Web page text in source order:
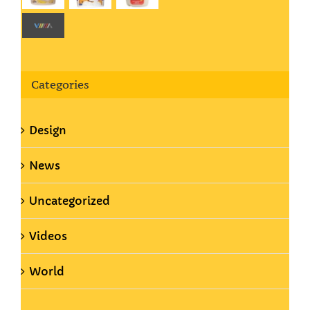
Categories
Design
News
Uncategorized
Videos
World